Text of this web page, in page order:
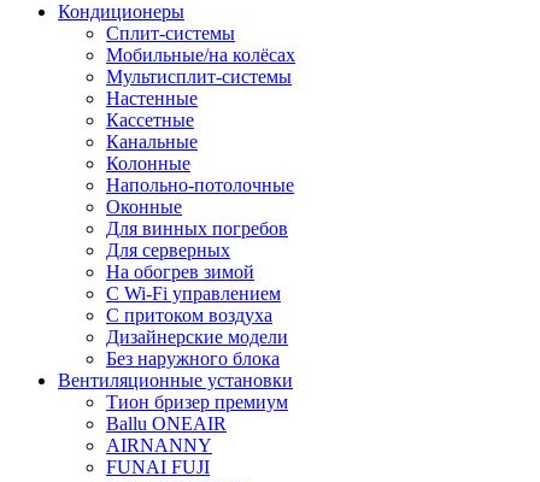
Кондиционеры
Сплит-системы
Мобильные/на колёсах
Мультисплит-системы
Настенные
Кассетные
Канальные
Колонные
Напольно-потолочные
Оконные
Для винных погребов
Для серверных
На обогрев зимой
С Wi-Fi управлением
С притоком воздуха
Дизайнерские модели
Без наружного блока
Вентиляционные установки
Тион бризер премиум
Ballu ONEAIR
AIRNANNY
FUNAI FUJI